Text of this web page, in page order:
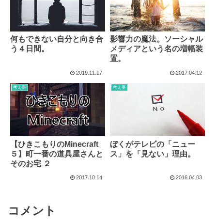
何もできない自分と向き合
う４日間。
2019.11.17
影響力の魔法。ソーシャル
メディアという名の増幅装
置。
2017.04.12
考え事
【ひきこもりのMinecraft
５】町一番の道具屋さんと
そのお宅 ２
2017.10.14
考え事
ぼくがテレビの「ニュー
ス」を「見ない」理由。
2016.04.03
コメント